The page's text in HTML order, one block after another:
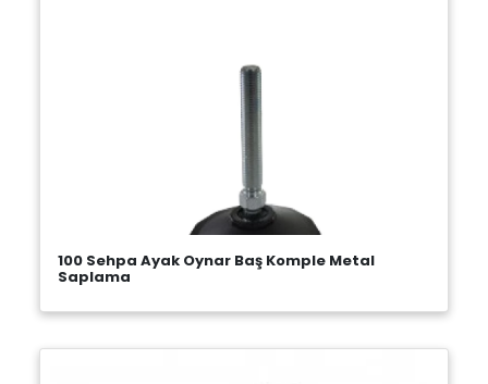
100 Sehpa Ayak Oynar Baş Komple Metal
Saplama